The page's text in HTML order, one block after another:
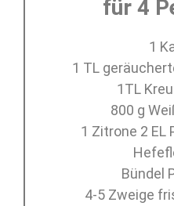
für 4
1
1 TL
1TL
800 g
1 Zitrone 2 EL
Bündel
4-5 Zweige